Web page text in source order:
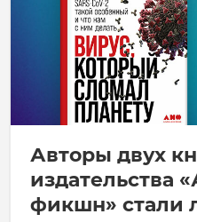
Авторы двух
издательства
фикшн» стали